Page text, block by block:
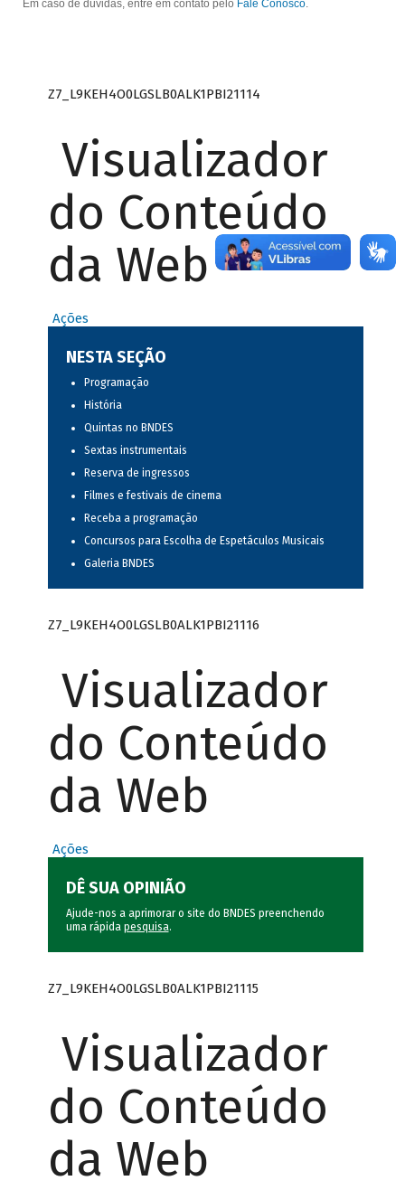
Em caso de dúvidas, entre em contato pelo Fale Conosco.
Z7_L9KEH4O0LGSLB0ALK1PBI21114
Visualizador
do Conteúdo
da Web
Ações
NESTA SEÇÃO
Programação
História
Quintas no BNDES
Sextas instrumentais
Reserva de ingressos
Filmes e festivais de cinema
Receba a programação
Concursos para Escolha de Espetáculos Musicais
Galeria BNDES
Z7_L9KEH4O0LGSLB0ALK1PBI21116
Visualizador
do Conteúdo
da Web
Ações
DÊ SUA OPINIÃO
Ajude-nos a aprimorar o site do BNDES preenchendo
uma rápida pesquisa.
Z7_L9KEH4O0LGSLB0ALK1PBI21115
Visualizador
do Conteúdo
da Web